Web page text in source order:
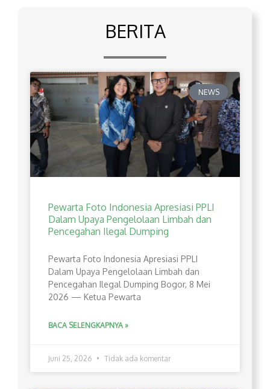
BERITA
NEWS
Pewarta Foto Indonesia Apresiasi PPLI
Dalam Upaya Pengelolaan Limbah dan
Pencegahan Ilegal Dumping
Pewarta Foto Indonesia Apresiasi PPLI
Dalam Upaya Pengelolaan Limbah dan
Pencegahan Ilegal Dumping Bogor, 8 Mei
2026 — Ketua Pewarta
BACA SELENGKAPNYA »
Juni 25, 2026 Tidak ada komentar